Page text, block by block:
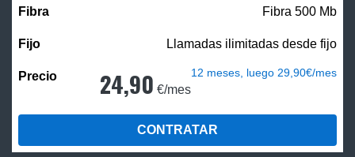
Fibra 500 Mb
Llamadas ilimitadas desde fijo
24,90 €/mes
12 meses, luego 29,90€/mes
CONTRATAR